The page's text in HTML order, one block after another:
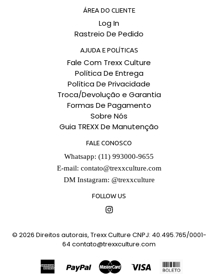
ÁREA DO CLIENTE
Log In
Rastreio De Pedido
AJUDA E POLÍTICAS
Fale Com Trexx Culture
Política De Entrega
Política De Privacidade
Troca/Devolução e Garantia
Formas De Pagamento
Sobre Nós
Guia TREXX De Manutenção
FALE CONOSCO
Whatsapp: (11) 993000-9655
E-mail: contato@trexxculture.com
DM Instagram: @trexxculture
FOLLOW US
Instagram
© 2026 Direitos autorais, Trexx Culture CNPJ: 40.495.765/0001-
64 contato@trexxculture.com